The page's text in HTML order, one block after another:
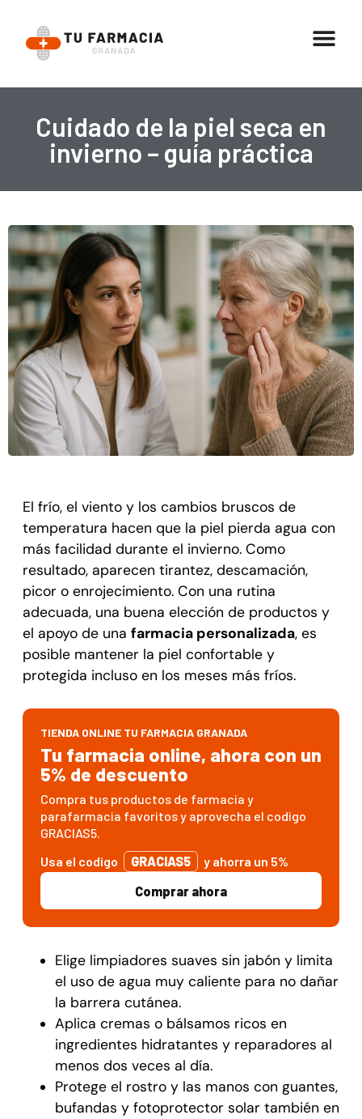
Cuidado de la piel seca en
invierno – guía práctica
El frío, el viento y los cambios bruscos de
temperatura hacen que la piel pierda agua con
más facilidad durante el invierno. Como
resultado, aparecen tirantez, descamación,
picor o enrojecimiento. Con una rutina
adecuada, una buena elección de productos y
el apoyo de una farmacia personalizada, es
posible mantener la piel confortable y
protegida incluso en los meses más fríos.
TIENDA ONLINE TU FARMACIA GRANADA
Tu farmacia online, ahora con un
5% de descuento
Compra tus productos de farmacia y
parafarmacia favoritos y aprovecha el codigo
GRACIAS5.
Usa el codigo
GRACIAS5
y ahorra un 5%
Comprar ahora
Elige limpiadores suaves sin jabón y limita
el uso de agua muy caliente para no dañar
la barrera cutánea.
Aplica cremas o bálsamos ricos en
ingredientes hidratantes y reparadores al
menos dos veces al día.
Protege el rostro y las manos con guantes,
bufandas y fotoprotector solar también en